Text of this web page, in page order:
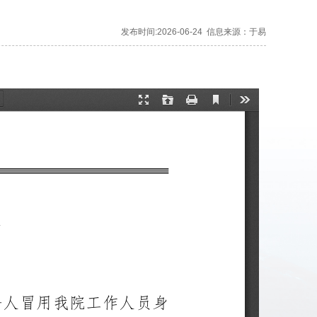
发布时间:2026-06-24 信息来源：于易